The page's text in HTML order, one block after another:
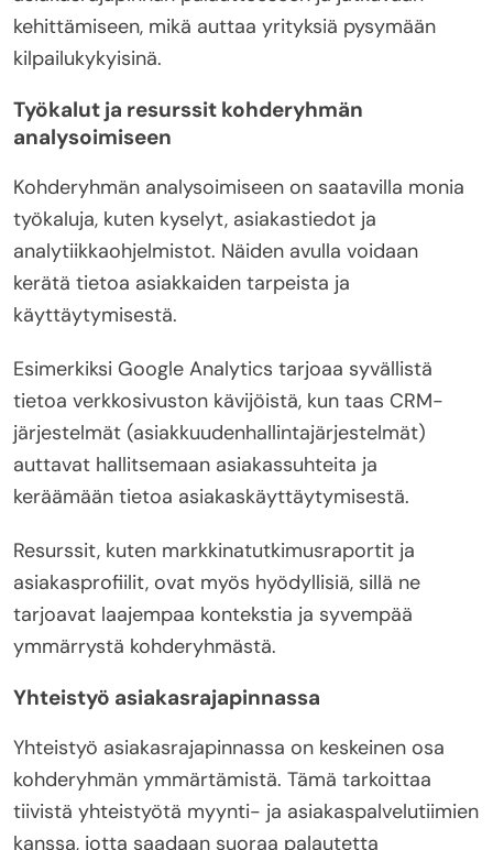
kehittämiseen, mikä auttaa yrityksiä pysymään
kilpailukykyisinä.
Työkalut ja resurssit kohderyhmän
analysoimiseen
Kohderyhmän analysoimiseen on saatavilla monia
työkaluja, kuten kyselyt, asiakastiedot ja
analytiikkaohjelmistot. Näiden avulla voidaan
kerätä tietoa asiakkaiden tarpeista ja
käyttäytymisestä.
Esimerkiksi Google Analytics tarjoaa syvällistä
tietoa verkkosivuston kävijöistä, kun taas CRM-
järjestelmät (asiakkuudenhallintajärjestelmät)
auttavat hallitsemaan asiakassuhteita ja
keräämään tietoa asiakaskäyttäytymisestä.
Resurssit, kuten markkinatutkimusraportit ja
asiakasprofiilit, ovat myös hyödyllisiä, sillä ne
tarjoavat laajempaa kontekstia ja syvempää
ymmärrystä kohderyhmästä.
Yhteistyö asiakasrajapinnassa
Yhteistyö asiakasrajapinnassa on keskeinen osa
kohderyhmän ymmärtämistä. Tämä tarkoittaa
tiivistä yhteistyötä myynti- ja asiakaspalvelutiimien
kanssa, jotta saadaan suoraa palautetta